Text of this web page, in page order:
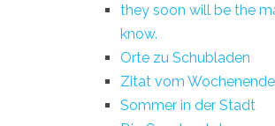
they soon will be the
know.
Orte zu Schubladen
Zitat vom Wochenende
Sommer in der Stadt